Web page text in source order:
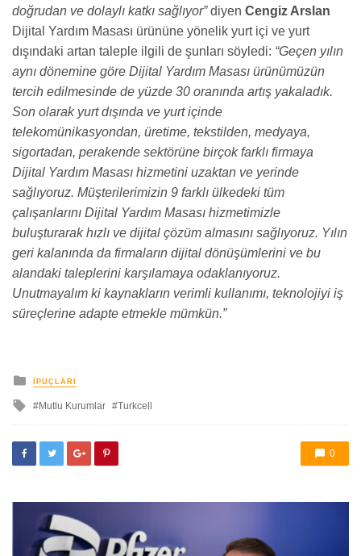
doğrudan ve dolaylı katkı sağlıyor”diyen Cengiz Arslan
Dijital Yardım Masası ürününe yönelik yurt içi ve yurt
dışındaki artan taleple ilgili de şunları söyledi: “Geçen yılın
aynı dönemine göre Dijital Yardım Masası ürünümüzün
tercih edilmesinde de yüzde 30 oranında artış yakaladık.
Son olarak yurt dışında ve yurt içinde
telekomünikasyondan, üretime, tekstilden, medyaya,
sigortadan, perakende sektörüne birçok farklı firmaya
Dijital Yardım Masası hizmetini uzaktan ve yerinde
sağlıyoruz. Müşterilerimizin 9 farklı ülkedeki tüm
çalışanlarını Dijital Yardım Masası hizmetimizle
buluşturarak hızlı ve dijital çözüm almasını sağlıyoruz. Yılın
geri kalanında da firmaların dijital dönüşümlerini ve bu
alandaki taleplerini karşılamaya odaklanıyoruz.
Unutmayalım ki kaynakların verimli kullanımı, teknolojiyi iş
süreçlerine adapte etmekle mümkün.”
yayınlanan
İPUÇLARI
ileMutlu Kurumlar Turkcell
0